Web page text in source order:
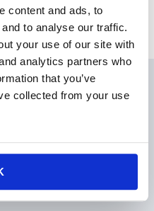
content and ads, to
to analyse our traffic.
your use of our site with
analytics partners who
that you’ve
collected from your use